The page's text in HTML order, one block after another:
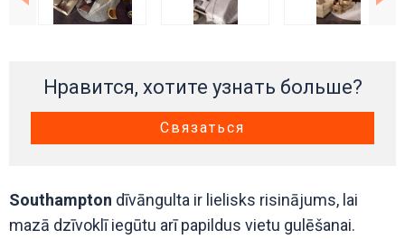
Нравится, хотите узнать больше?
Связаться
Southampton dīvāngulta ir lielisks risinājums, lai
mazā dzīvoklī iegūtu arī papildus vietu gulēšanai.